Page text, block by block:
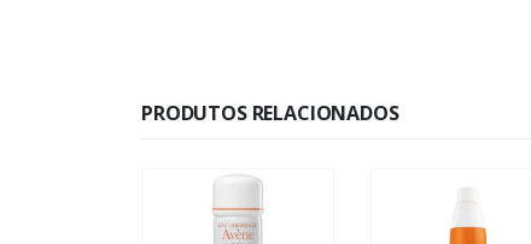
PRODUTOS RELACIONADOS